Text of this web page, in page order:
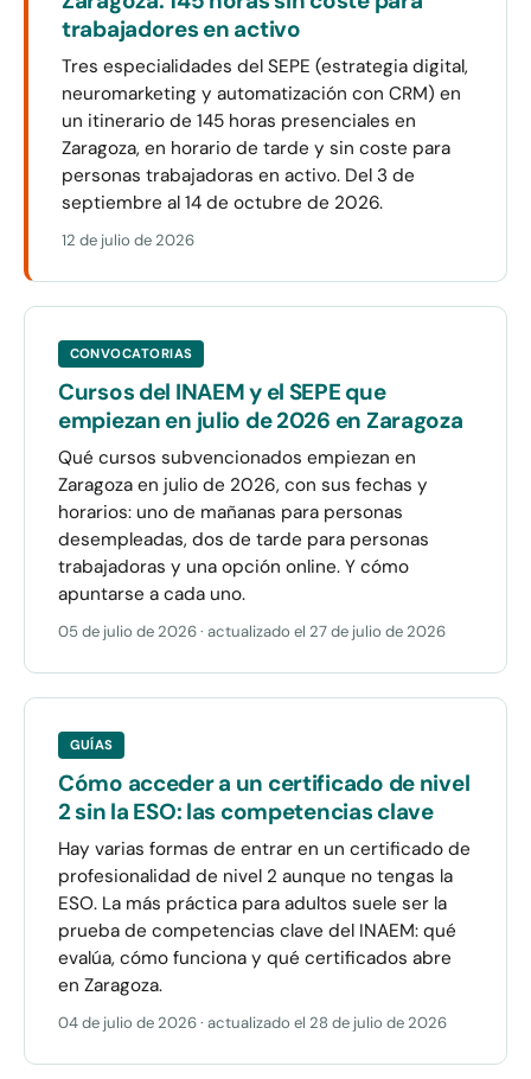
trabajadores en activo
Tres especialidades del SEPE (estrategia digital,
neuromarketing y automatización con CRM) en
un itinerario de 145 horas presenciales en
Zaragoza, en horario de tarde y sin coste para
personas trabajadoras en activo. Del 3 de
septiembre al 14 de octubre de 2026.
12 de julio de 2026
CONVOCATORIAS
Cursos del INAEM y el SEPE que
empiezan en julio de 2026 en Zaragoza
Qué cursos subvencionados empiezan en
Zaragoza en julio de 2026, con sus fechas y
horarios: uno de mañanas para personas
desempleadas, dos de tarde para personas
trabajadoras y una opción online. Y cómo
apuntarse a cada uno.
05 de julio de 2026· actualizado el 27 de julio de 2026
GUÍAS
Cómo acceder a un certificado de nivel
2 sin la ESO: las competencias clave
Hay varias formas de entrar en un certificado de
profesionalidad de nivel 2 aunque no tengas la
ESO. La más práctica para adultos suele ser la
prueba de competencias clave del INAEM: qué
evalúa, cómo funciona y qué certificados abre
en Zaragoza.
04 de julio de 2026· actualizado el 28 de julio de 2026